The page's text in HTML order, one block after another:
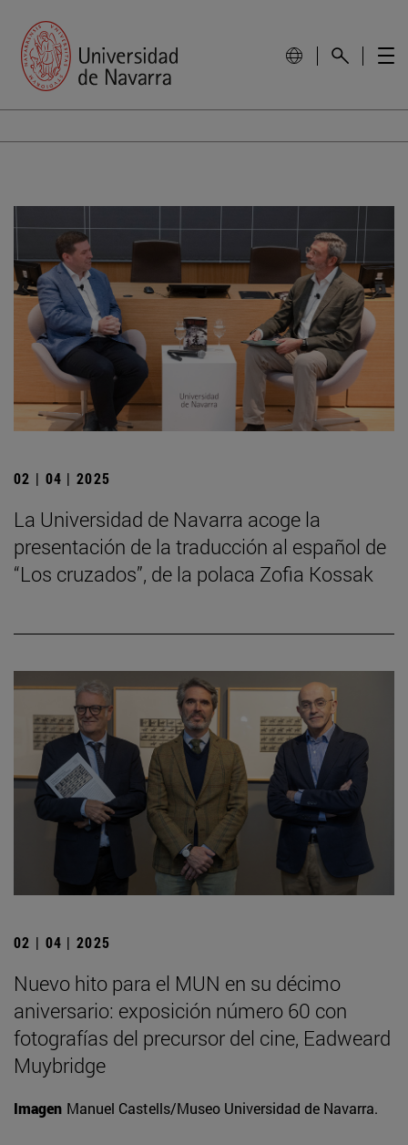
02 | 04 | 2025
La Universidad de Navarra acoge la
presentación de la traducción al español de
“Los cruzados”, de la polaca Zofia Kossak
02 | 04 | 2025
Nuevo hito para el MUN en su décimo
aniversario: exposición número 60 con
fotografías del precursor del cine, Eadweard
Muybridge
Imagen Manuel Castells/Museo Universidad de Navarra.